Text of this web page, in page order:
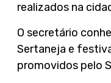
realizados na
O secretário
Sertaneja e
promovidos pelo